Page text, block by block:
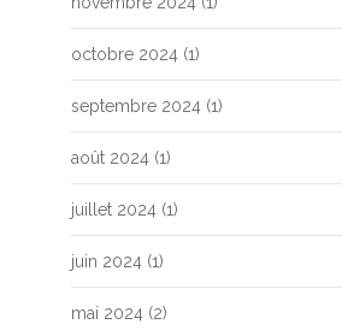
octobre 2024 (1)
septembre 2024 (1)
août 2024 (1)
juillet 2024 (1)
juin 2024 (1)
mai 2024 (2)